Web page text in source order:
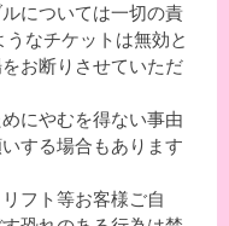
については一切の責
なチケットは無効と
お断りさせていただ
にやむを得ない事由
する場合もあります
フト等お客様ご自